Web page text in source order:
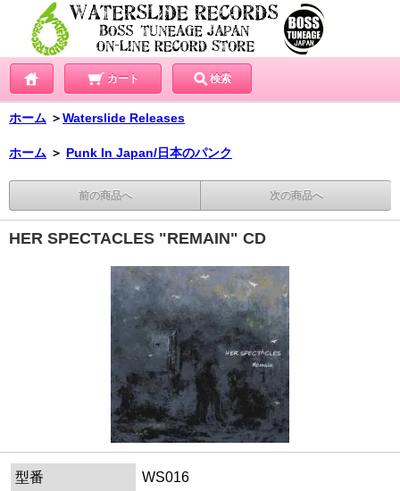
カート 検索
ホーム ＞Waterslide Releases
ホーム ＞ Punk In Japan/日本のパンク
前の商品へ 次の商品へ
HER SPECTACLES "REMAIN" CD
型番
WS016